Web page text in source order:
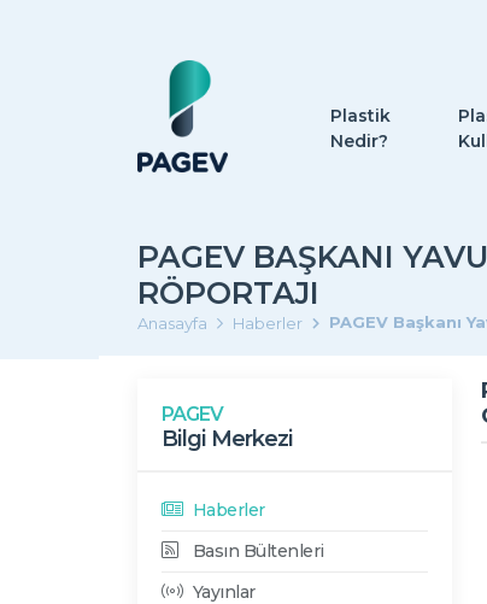
Plastik
Nedir?
PAGEV BAŞKANI
RÖPORTAJI
Anasayfa Haberler PAGEV Başkanı
PAGEV
Bilgi Merkezi
Haberler
Basın Bültenleri
Yayınlar